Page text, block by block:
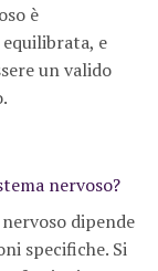
è
e
un valido
nervoso?
dipende
specifiche. Si